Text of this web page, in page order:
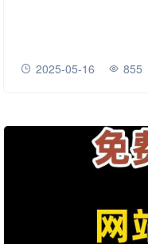
2025-05-16 855